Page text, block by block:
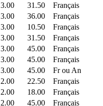
3.00 31.50
Français
3.00 36.00
Français
3.00 10.50
Français
3.00 31.50
Français
3.00 45.00
Français
3.00 45.00
Français
3.00 45.00
Fr ou An
2.00 22.50
Français
2.00 18.00
Français
2.00 45.00
Français